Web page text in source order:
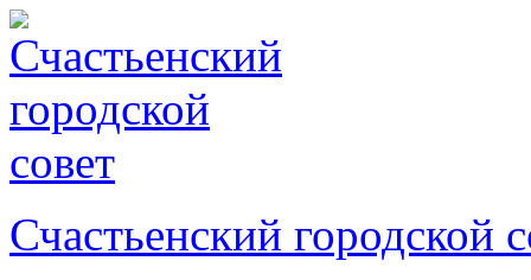
Счастьенский городской